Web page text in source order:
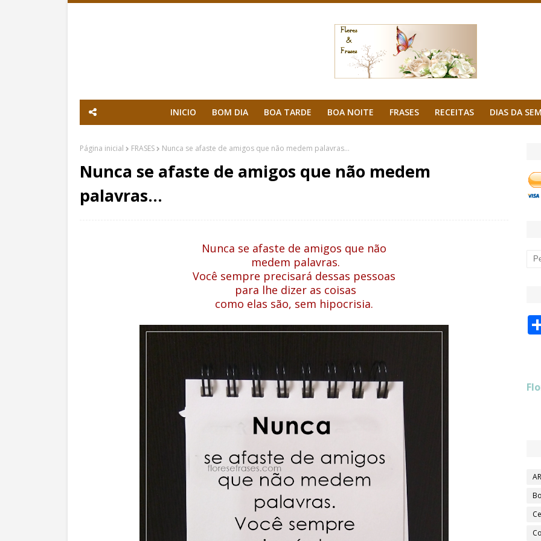
INICIO BOM DIA BOA TARDE BOA NOITE FRASES RECEITAS DIAS DA
Página inicial FRASES Nunca se afaste de amigos que não medem palavras...
Nunca se afaste de amigos que não medem
palavras...
Nunca se afaste de amigos que não
medem palavras.
Você sempre precisará dessas pessoas
para lhe dizer as coisas
como elas são, sem hipocrisia.